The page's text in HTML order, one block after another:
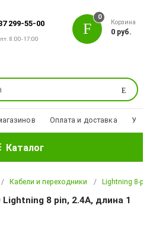
299-55-00
8:00-17:00
Поиск
0
Корзина
0 руб.
Оплата и доставка
Каталог
Кабели и переходники Lightning 8-pin
Lightning 8 pin, 2.4A, длина 1